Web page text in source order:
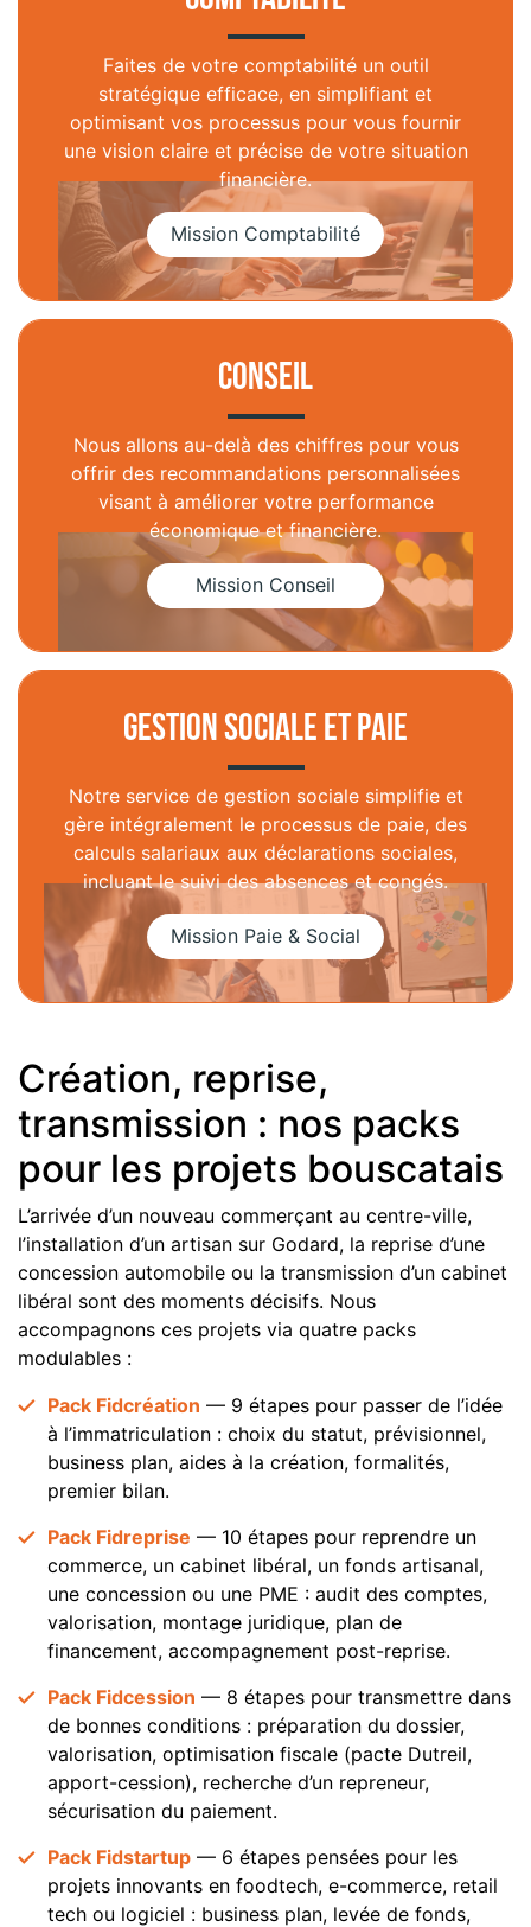
Faites de votre comptabilité un outil
stratégique efficace, en simplifiant et
optimisant vos processus pour vous fournir
une vision claire et précise de votre situation
financière.
Conseil
Nous allons au-delà des chiffres pour vous
offrir des recommandations personnalisées
visant à améliorer votre performance
économique et financière.
Gestion sociale et paie
Notre service de gestion sociale simplifie et
gère intégralement le processus de paie, des
calculs salariaux aux déclarations sociales,
incluant le suivi des absences et congés.
Création, reprise,
transmission : nos packs
pour les projets bouscatais
L’arrivée d’un nouveau commerçant au centre-ville,
l’installation d’un artisan sur Godard, la reprise d’une
concession automobile ou la transmission d’un cabinet
libéral sont des moments décisifs. Nous
accompagnons ces projets via quatre packs
modulables :
Pack Fidcréation — 9 étapes pour passer de l’idée
à l’immatriculation : choix du statut, prévisionnel,
business plan, aides à la création, formalités,
premier bilan.
Pack Fidreprise — 10 étapes pour reprendre un
commerce, un cabinet libéral, un fonds artisanal,
une concession ou une PME : audit des comptes,
valorisation, montage juridique, plan de
financement, accompagnement post-reprise.
Pack Fidcession — 8 étapes pour transmettre dans
de bonnes conditions : préparation du dossier,
valorisation, optimisation fiscale (pacte Dutreil,
apport-cession), recherche d’un repreneur,
sécurisation du paiement.
Pack Fidstartup — 6 étapes pensées pour les
projets innovants en foodtech, e-commerce, retail
tech ou logiciel : business plan, levée de fonds,